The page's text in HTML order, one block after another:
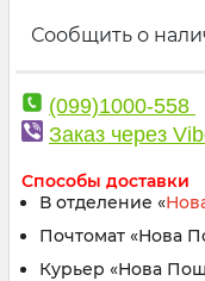
Сообщить о
(099)1000-558
Заказ через
Способы доставки
В отделение «
Почтомат «Нова
Курьер «Нова